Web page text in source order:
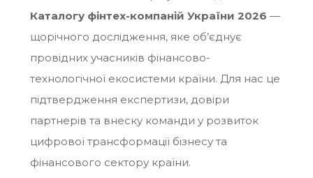
Каталогу фінтех-компаній України 2026 —
щорічного дослідження, яке об’єднує
провідних учасників фінансово-
технологічної екосистеми країни. Для нас це
підтвердження експертизи, довіри
партнерів та внеску команди у розвиток
цифрової трансформації бізнесу та
фінансового сектору країни.